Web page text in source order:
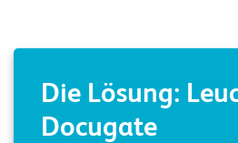
r
Die Lösung:
Docugate